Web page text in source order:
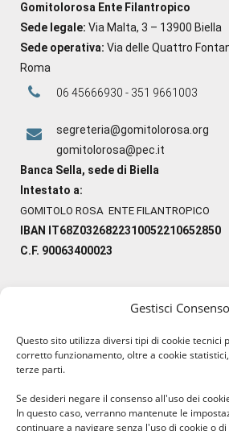
Gestisci Consenso
Questo sito utilizza diversi tipi di cookie tecnici
corretto funzionamento, oltre a cookie
terze parti.
Se desideri negare il consenso all'uso dei
In questo caso, verranno mantenute le
continuare a navigare senza l'uso di cookie o
Gomitolorosa Ente Filantropico
Sede legale: Via Malta, 3 – 13900 Biella
Sede operativa: Via delle Quattro
Roma
06 45666930 - 351 9661003
segreteria@gomitolorosa.org
gomitolorosa@pec.it
Banca Sella, sede di Biella
Intestato a:
GOMITOLO ROSA ENTE FILANTROPICO
IBAN IT68Z0326822310052210652850
C.F. 90063400023
#lanaterapia